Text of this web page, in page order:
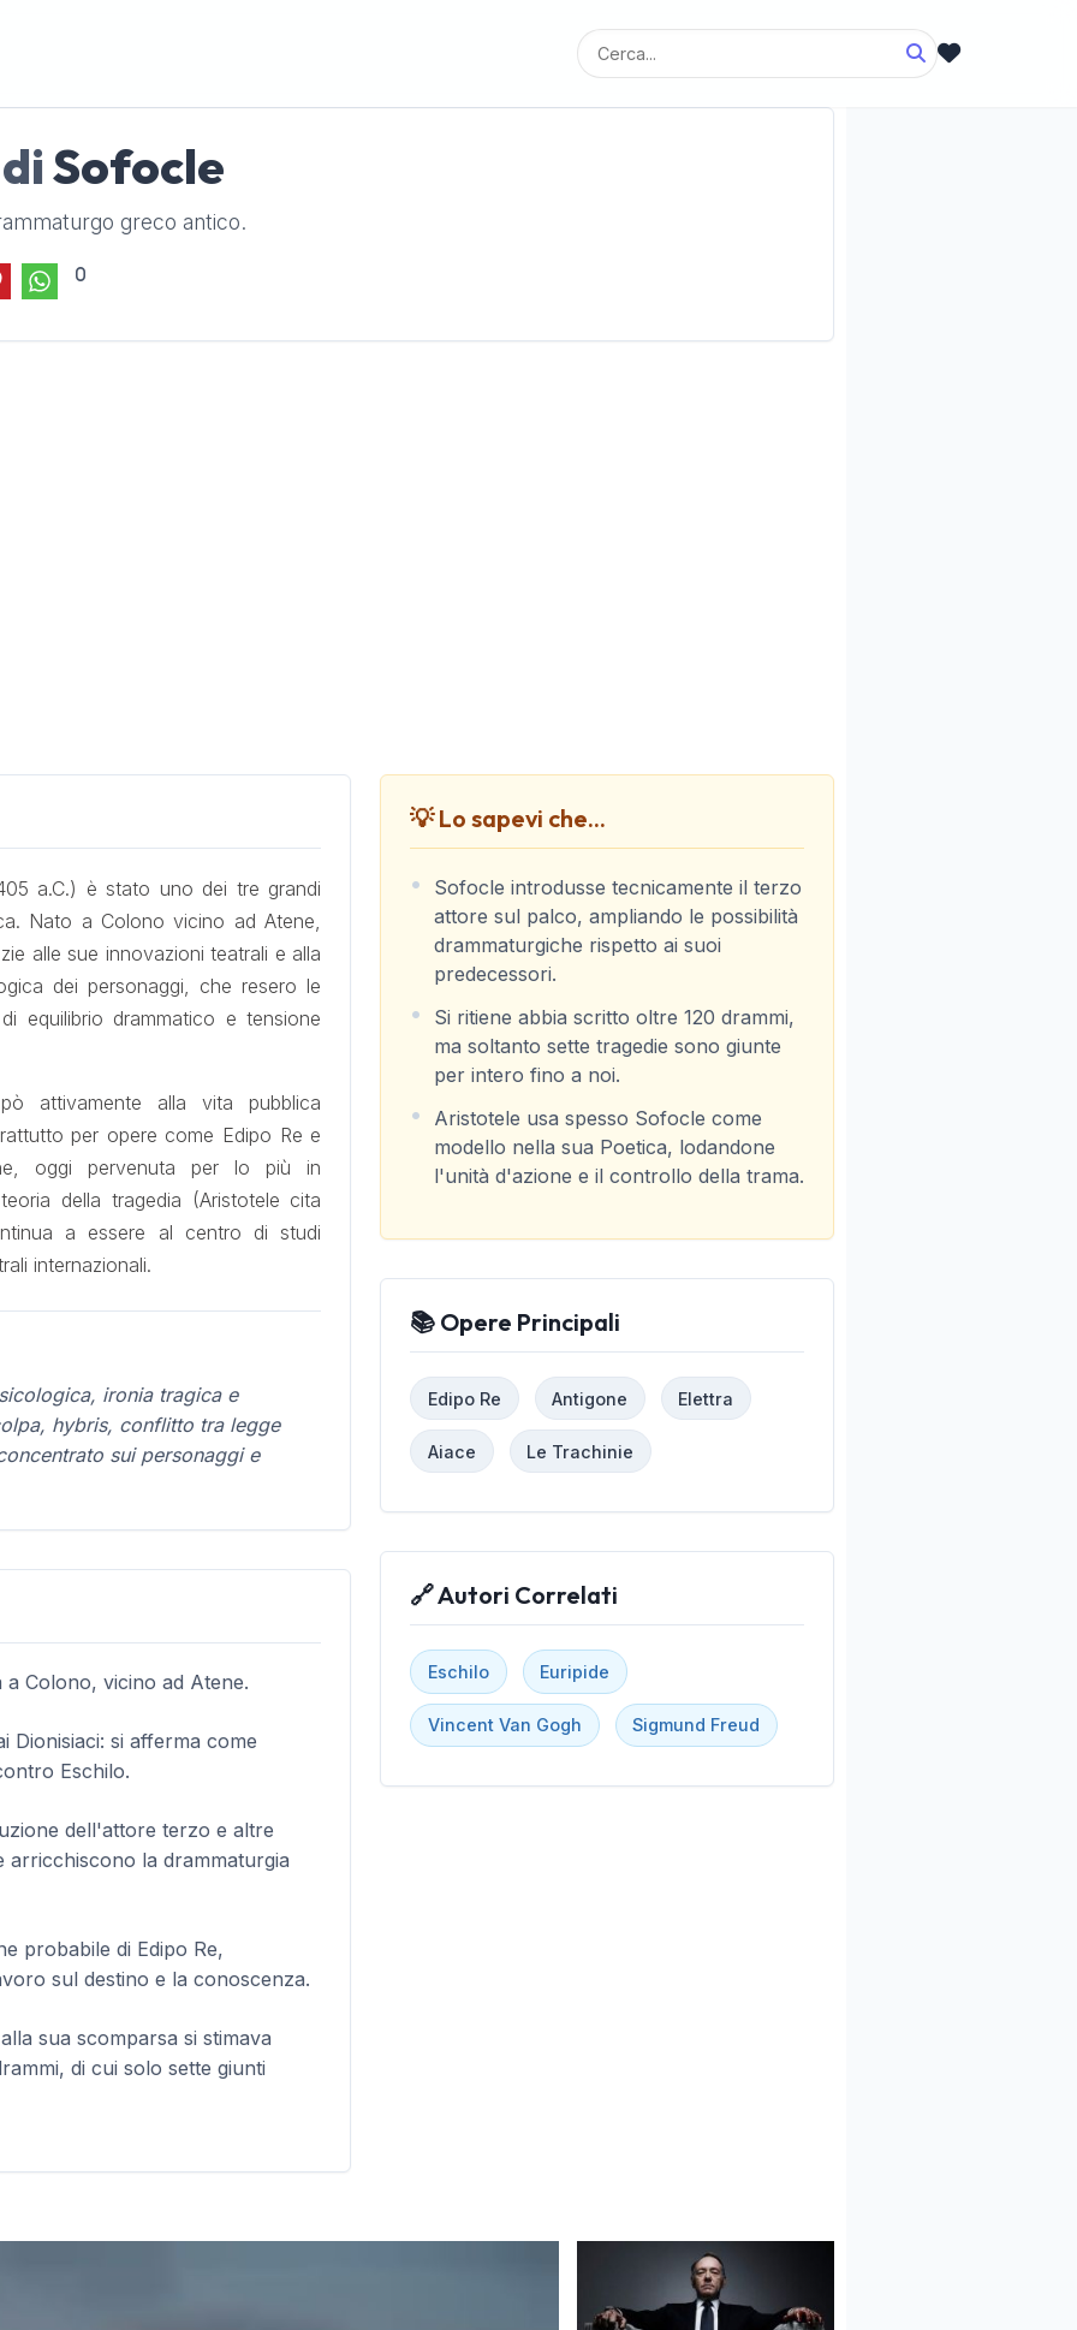
Sofocle
greco antico.
0
a.C.) è stato uno dei tre grandi
Nato a Colono vicino ad Atene,
alle sue innovazioni teatrali e alla
dei personaggi, che resero le
equilibrio drammatico e tensione
attivamente alla vita pubblica
per opere come Edipo Re e
oggi pervenuta per lo più in
della tragedia (Aristotele cita
a essere al centro di studi
internazionali.
ironia tragica e
hybris, conflitto tra legge
sui personaggi e
a Colono, vicino ad Atene.
Dionisiaci: si afferma come
Eschilo.
dell'attore terzo e altre
arricchiscono la drammaturgia
probabile di Edipo Re,
sul destino e la conoscenza.
sua scomparsa si stimava
di cui solo sette giunti
💡 Lo sapevi che...
Sofocle introdusse tecnicamente il terzo
attore sul palco, ampliando le possibilità
drammaturgiche rispetto ai suoi
predecessori.
Si ritiene abbia scritto oltre 120 drammi,
ma soltanto sette tragedie sono giunte
per intero fino a noi.
Aristotele usa spesso Sofocle come
modello nella sua Poetica, lodandone
l'unità d'azione e il controllo della trama.
📚 Opere Principali
Edipo Re Antigone Elettra
Aiace Le Trachinie
🔗 Autori Correlati
Eschilo Euripide
Vincent Van Gogh Sigmund Freud